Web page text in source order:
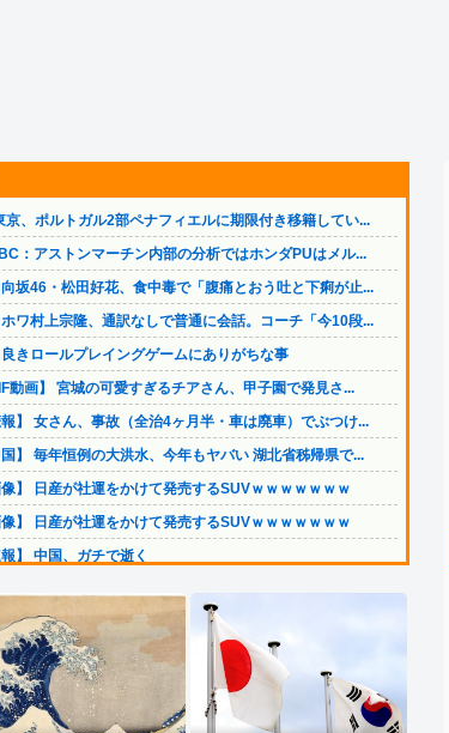
京、ポルトガル2部ペナフィエルに期限付き移籍してい...
：アストンマーチン内部の分析ではホンダPUはメル...
坂46・松田好花、食中毒で「腹痛とおう吐と下痢が止...
ワ村上宗隆、通訳なしで普通に会話。コーチ「今10段...
きロールプレイングゲームにありがちな事
動画】 宮城の可愛すぎるチアさん、甲子園で発見さ...
報】 女さん、事故（全治4ヶ月半・車は廃車）でぶつけ...
国】 毎年恒例の大洪水、今年もヤバい 湖北省秭帰県で...
像】 日産が社運をかけて発売するSUVｗｗｗｗｗｗｗ
像】 日産が社運をかけて発売するSUVｗｗｗｗｗｗｗ
報】 中国、ガチで逝く
像】 パッパ「妻と子供と海に来た」パシャ←想像の20...
像】 福岡、こんなのが普通に走ってるｗｗｗｗｗｗｗｗ...
氏、包丁男に発砲した警官の行動について「死刑になら...
が自宅をサロンにして姪を毎日ウトメへ預ける生活に。...
、渋谷でデモが起きてる」と左派が心の拠り所にする動...